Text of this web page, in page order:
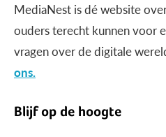
MediaNest is dé website
ouders terecht kunnen voor
vragen over de digitale
ons.
Blijf op de hoogte